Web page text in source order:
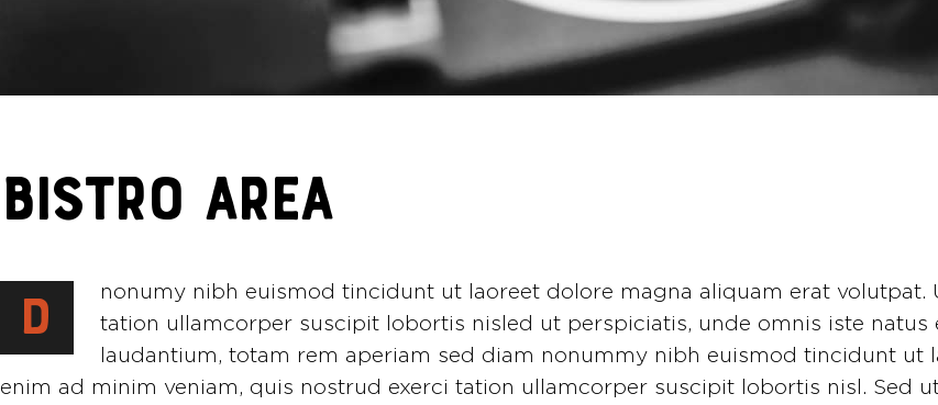
BISTRO AREA
D
nonumy nibh euismod tincidunt ut laoreet dolore magna aliquam erat
tation ullamcorper suscipit lobortis nisled ut perspiciatis, unde omnis iste
laudantium, totam rem aperiam sed diam nonummy nibh euismod tincidunt ut
enim ad minim veniam, quis nostrud exerci tation ullamcorper suscipit lobortis nisl. Sed